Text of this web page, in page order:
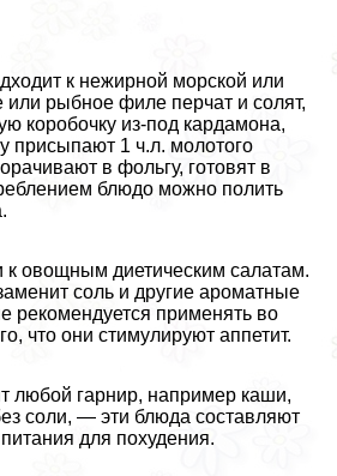
к нежирной морской или
рыбное филе перчат и солят,
коробочку из-под кардамона,
присыпают 1 ч.л. молотого
в фольгу, готовят в
блюдо можно полить
к овощным диетическим салатам.
соль и другие ароматные
рекомендуется применять во
что они стимулируют аппетит.
любой гарнир, например каши,
соли, — эти блюда составляют
для похудения.